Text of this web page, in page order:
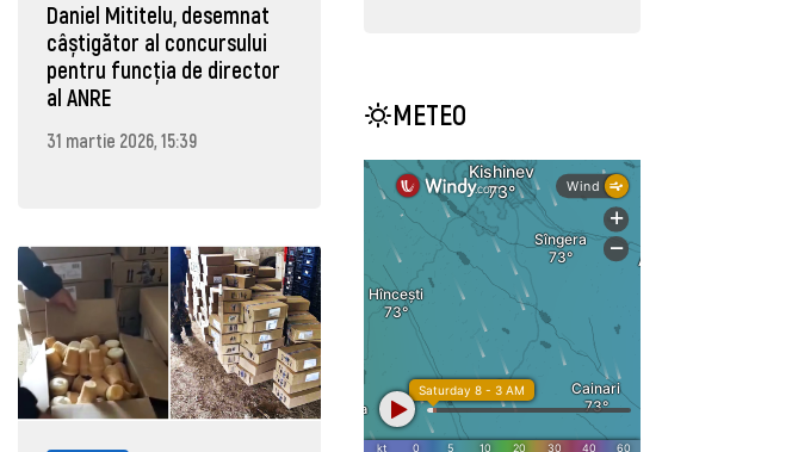
Daniel Mititelu, desemnat
câștigător al concursului
pentru funcția de director
al ANRE
31 martie 2026, 15:39
METEO